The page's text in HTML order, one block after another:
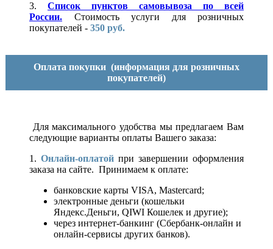
3. Список пунктов самовывоза по всей
России.
Стоимость услуги для розничных
покупателей - 350 руб.
Оплата покупки (информация для розничных
покупателей)
Для максимального удобства мы предлагаем Вам
следующие варианты оплаты Вашего заказа:
1. Онлайн-оплатой при завершении оформления
заказа на сайте. Принимаем к оплате:
банковские карты VISA, Mastercard;
электронные деньги (кошельки
Яндекс.Деньги, QIWI Кошелек и другие);
через интернет-банкинг (Сбербанк-онлайн и
онлайн-сервисы других банков).